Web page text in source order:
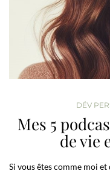
DÉV
Mes 5
de vie
Si vous êtes comme moi